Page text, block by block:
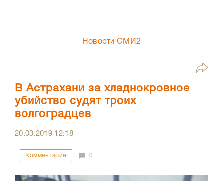
Новости СМИ2
В Астрахани за хладнокровное
убийство судят троих
волгоградцев
20.03.2019 12:18
Комментарии 0